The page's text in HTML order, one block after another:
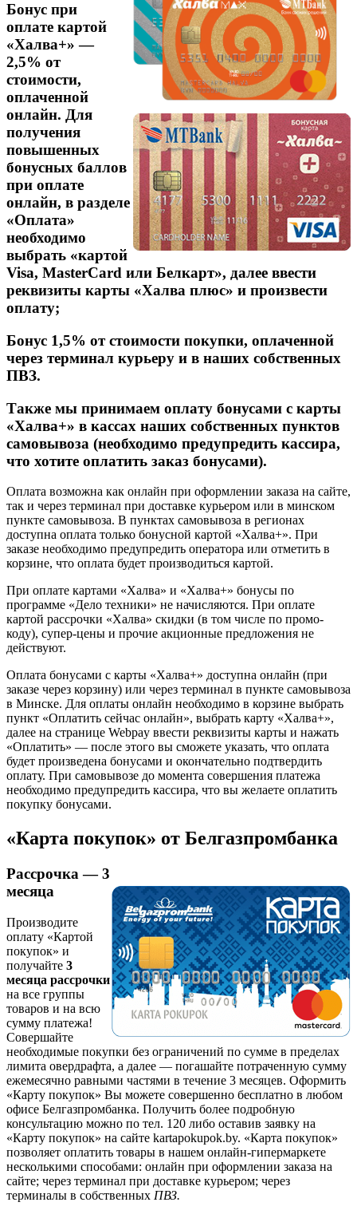
Бонус при
оплате картой
«Халва+» —
2,5% от
стоимости,
оплаченной
онлайн. Для
получения
повышенных
бонусных баллов
при оплате
онлайн, в разделе
«Оплата»
необходимо
выбрать «картой
Visa, MasterCard или Белкарт», далее ввести
реквизиты карты «Халва плюс» и произвести
оплату;
Бонус 1,5% от стоимости покупки, оплаченной
через терминал курьеру и в наших собственных
ПВЗ.
Также мы принимаем оплату бонусами с карты
«Халва+» в кассах наших собственных пунктов
самовывоза (необходимо предупредить кассира,
что хотите оплатить заказ бонусами).
Оплата возможна как онлайн при оформлении заказа на сайте,
так и через терминал при доставке курьером или в минском
пункте самовывоза. В пунктах самовывоза в регионах
доступна оплата только бонусной картой «Халва+». При
заказе необходимо предупредить оператора или отметить в
корзине, что оплата будет производиться картой.
При оплате картами «Халва» и «Халва+» бонусы по
программе «Дело техники» не начисляются. При оплате
картой рассрочки «Халва» скидки (в том числе по промо-
коду), супер-цены и прочие акционные предложения не
действуют.
Оплата бонусами с карты «Халва+» доступна онлайн (при
заказе через корзину) или через терминал в пункте самовывоза
в Минске. Для оплаты онлайн необходимо в корзине выбрать
пункт «Оплатить сейчас онлайн», выбрать карту «Халва+»,
далее на странице Webpay ввести реквизиты карты и нажать
«Оплатить» — после этого вы сможете указать, что оплата
будет произведена бонусами и окончательно подтвердить
оплату. При самовывозе до момента совершения платежа
необходимо предупредить кассира, что вы желаете оплатить
покупку бонусами.
«Карта покупок» от Белгазпромбанка
Рассрочка — 3
месяца
Производите
оплату «Картой
покупок» и
получайте 3
месяца рассрочки
на все группы
товаров и на всю
сумму платежа!
Совершайте
необходимые покупки без ограничений по сумме в пределах
лимита овердрафта, а далее — погашайте потраченную сумму
ежемесячно равными частями в течение 3 месяцев. Оформить
«Карту покупок» Вы можете совершенно бесплатно в любом
офисе Белгазпромбанка. Получить более подробную
консультацию можно по тел. 120 либо оставив заявку на
«Карту покупок» на сайте kartapokupok.by. «Карта покупок»
позволяет оплатить товары в нашем онлайн-гипермаркете
несколькими способами: онлайн при оформлении заказа на
сайте; через терминал при доставке курьером; через
терминалы в собственных ПВЗ.